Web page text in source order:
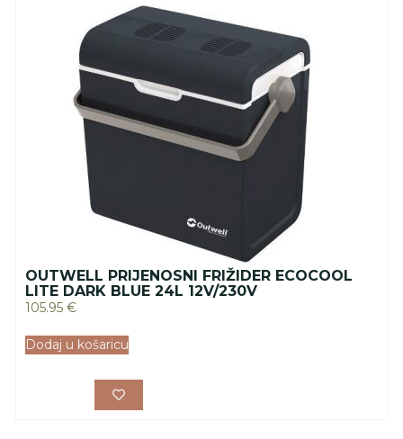
OUTWELL PRIJENOSNI FRIŽIDER ECOCOOL
LITE DARK BLUE 24L 12V/230V
105.95 €
Dodaj u košaricu